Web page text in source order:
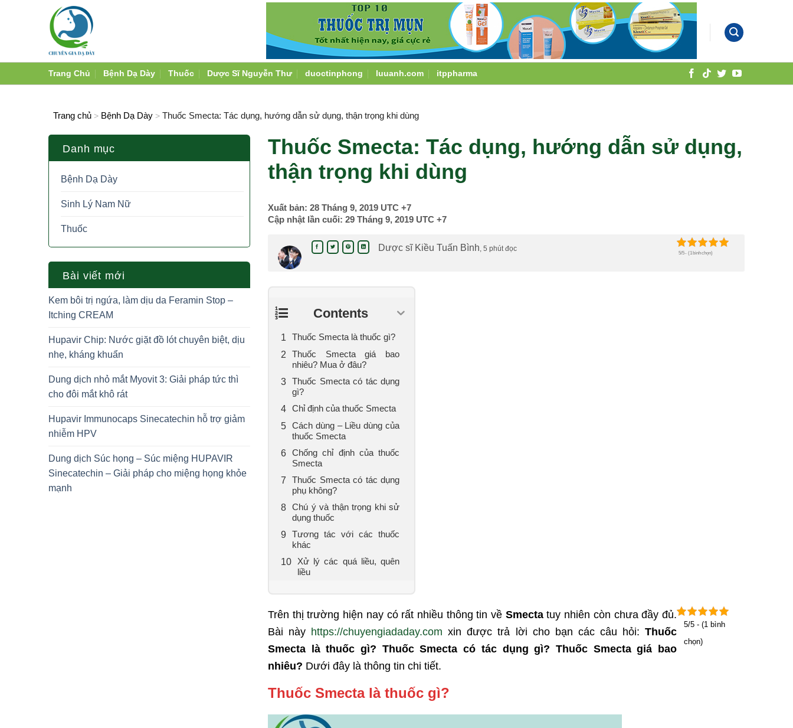
Trang Chủ Bệnh Dạ Dày Thuốc Dược Sĩ Nguyễn Thư duoctinphong luuanh.com itppharma
Trang chủ > Bệnh Dạ Dày > Thuốc Smecta: Tác dụng, hướng dẫn sử dụng, thận trọng khi dùng
Danh mục
Bệnh Dạ Dày
Sinh Lý Nam Nữ
Thuốc
Bài viết mới
Kem bôi trị ngứa, làm dịu da Feramin Stop –
Itching CREAM
Hupavir Chip: Nước giặt đồ lót chuyên biệt, dịu
nhẹ, kháng khuẩn
Dung dịch nhỏ mắt Myovit 3: Giải pháp tức thì
cho đôi mắt khô rát
Hupavir Immunocaps Sinecatechin hỗ trợ giảm
nhiễm HPV
Dung dịch Súc họng – Súc miệng HUPAVIR
Sinecatechin – Giải pháp cho miệng họng khỏe
mạnh
Thuốc Smecta: Tác dụng, hướng dẫn sử dụng,
thận trọng khi dùng
Xuất bản: 28 Tháng 9, 2019 UTC +7
Cập nhật lần cuối: 29 Tháng 9, 2019 UTC +7
Dược sĩ Kiều Tuấn Bình, 5 phút đọc 5/5 - (1 bình chọn)
Contents
Thuốc Smecta là thuốc gì?
Thuốc Smecta giá bao
nhiêu? Mua ở đâu?
Thuốc Smecta có tác dụng
gì?
Chỉ định của thuốc Smecta
Cách dùng – Liều dùng của
thuốc Smecta
Chống chỉ định của thuốc
Smecta
Thuốc Smecta có tác dụng
phụ không?
Chú ý và thận trọng khi sử
dụng thuốc
Tương tác với các thuốc
khác
Xử lý các quá liều, quên
liều
5/5 - (1 bình
chọn)
Trên thị trường hiện nay có rất nhiều thông tin về Smectatuy nhiên còn chưa đầy đủ.
Bài này https://chuyengiadaday.com xin được trả lời cho bạn các câu hỏi:Thuốc
Smecta là thuốc gì? Thuốc Smecta có tác dụng gì? Thuốc Smecta giá bao
nhiêu? Dưới đây là thông tin chi tiết.
Thuốc Smecta là thuốc gì?